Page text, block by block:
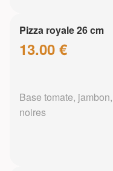
Pizza royale 26 cm
13.00 €
Base tomate,
noires